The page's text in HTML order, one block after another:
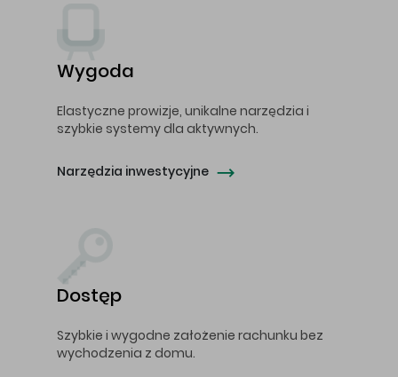
Wygoda
Elastyczne prowizje, unikalne narzędzia i
szybkie systemy dla aktywnych.
Narzędzia inwestycyjne
Dostęp
Szybkie i wygodne założenie rachunku bez
wychodzenia z domu.